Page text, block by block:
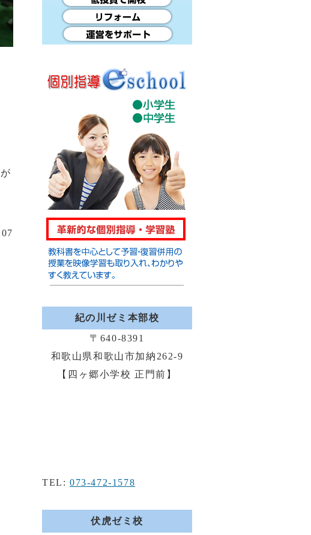
紀の川ゼミ本部校
〒640-8391
和歌山県和歌山市加納262-9
【四ヶ郷小学校 正門前】
TEL: 073-472-1578
伏虎ゼミ校